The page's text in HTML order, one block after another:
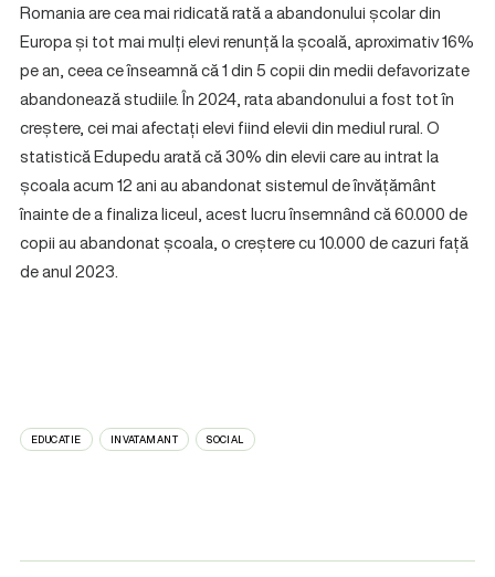
Romania are cea mai ridicată rată a abandonului școlar din
Europa și tot mai mulți elevi renunță la școală, aproximativ 16%
pe an, ceea ce înseamnă că 1 din 5 copii din medii defavorizate
abandonează studiile. În 2024, rata abandonului a fost tot în
creștere, cei mai afectați elevi fiind elevii din mediul rural. O
statistică Edupedu arată că 30% din elevii care au intrat la
școala acum 12 ani au abandonat sistemul de învățământ
înainte de a finaliza liceul, acest lucru însemnând că 60.000 de
copii au abandonat școala, o creștere cu 10.000 de cazuri față
de anul 2023.
EDUCATIE INVATAMANT SOCIAL